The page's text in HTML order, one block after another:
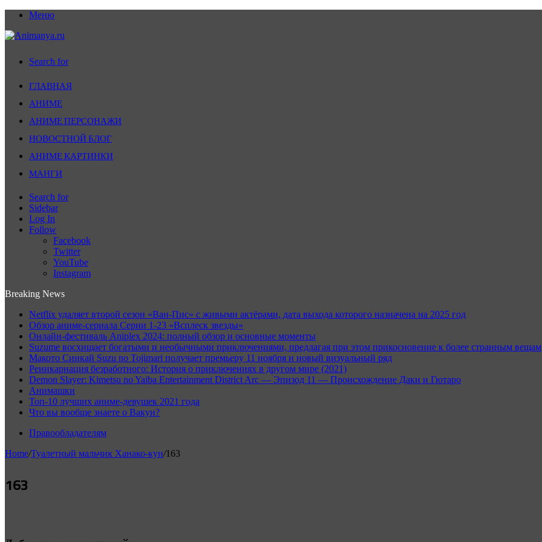
Меню
Search for
ГЛАВНАЯ
АНИМЕ
АНИМЕ ПЕРСОНАЖИ
НОВОСТНОЙ БЛОГ
АНИМЕ КАРТИНКИ
МАНГИ
Search for
Sidebar
Log In
Follow
Facebook
Twitter
YouTube
Instagram
Breaking News
Netflix удаляет второй сезон «Ван-Пис» с живыми актёрами, дата выхода которого назначена на 2025 год
Обзор аниме-сериала Серии 1-23 «Всплеск звезды»
Онлайн-фестиваль Aniplex 2024: полный обзор и основные моменты
Suzume восхищает богатыми и необычными приключениями, предлагая при этом прикосновение к более странным вещам
Макото Синкай Suzu no Tojimari получает премьеру 11 ноября и новый визуальный ряд
Реинкарнация безработного: История о приключениях в другом мире (2021)
Demon Slayer: Kimetsu no Yaiba Entertainment District Arc — Эпизод 11 — Происхождение Даки и Гютаро
Анимашки
Топ-10 лучших аниме-девушек 2021 года
Что вы вообще знаете о Вакуи?
Правообладателям
Home/Туалетный мальчик Ханако-кун/163
163